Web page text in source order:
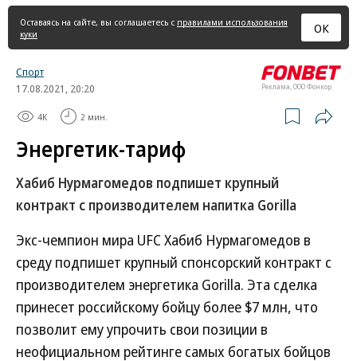
страница
Оставаясь на сайте, вы соглашаетесь с правилами использования
куки
ОК
Реклама, ООО Фонкор
Спорт
17.08.2021, 20:20
4K 2 мин.
Энергетик-тариф
Хабиб Нурмагомедов подпишет крупный
контракт с производителем напитка Gorilla
Экс-чемпион мира UFC Хабиб Нурмагомедов в
среду подпишет крупный спонсорский контракт с
производителем энергетика Gorilla. Эта сделка
принесет российскому бойцу более $7 млн, что
позволит ему упрочить свои позиции в
неофициальном рейтинге самых богатых бойцов